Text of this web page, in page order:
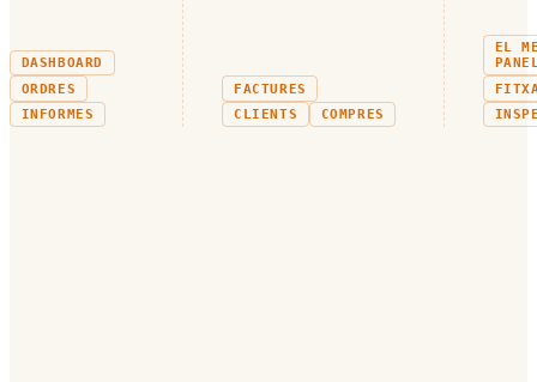
DASHBOARD
ORDRES
INFORMES
FACTURES
CLIENTS
COMPRES
EL